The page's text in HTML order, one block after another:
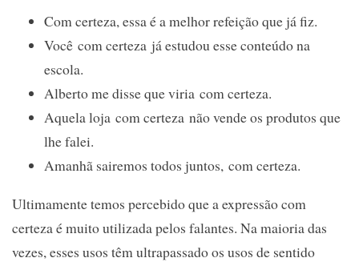
Com certeza, essa é a melhor refeição que já fiz.
Você com certeza já estudou esse conteúdo na
escola.
Alberto me disse que viria com certeza.
Aquela loja com certeza não vende os produtos que
lhe falei.
Amanhã sairemos todos juntos, com certeza.
Ultimamente temos percebido que a expressão com
certeza é muito utilizada pelos falantes. Na maioria das
vezes, esses usos têm ultrapassado os usos de sentido